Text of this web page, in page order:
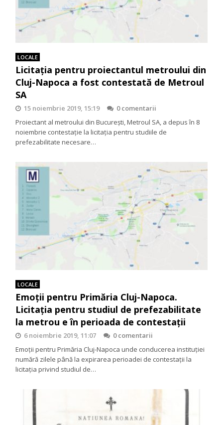
LOCALE
Licitația pentru proiectantul metroului din
Cluj-Napoca a fost contestată de Metroul
SA
15 noiembrie 2019, 15:19
0 comentarii
Proiectant al metroului din București, Metroul SA, a depus în 8
noiembrie contestaţie la licitaţia pentru studiile de
prefezabilitate necesare…
LOCALE
Emoții pentru Primăria Cluj-Napoca.
Licitația pentru studiul de prefezabilitate
la metrou e în perioada de contestații
6 noiembrie 2019, 11:07
0 comentarii
Emoții pentru Primăria Cluj-Napoca unde conducerea instituției
numără zilele până la expirarea perioadei de contestații la
licitația privind studiul de…